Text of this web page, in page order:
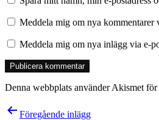
Meddela mig om nya kommentarer
Meddela mig om nya inlägg via e-
Denna webbplats använder Akismet
Inläggsnavigering
Föregående inlägg